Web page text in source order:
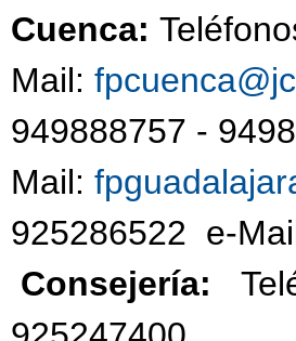
Cuenca:
Mail:
949888757
Mail:
925286522 e-
Consejería: